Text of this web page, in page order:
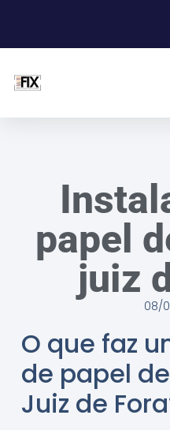
papel
juiz
08/
O que faz
de papel
Juiz de